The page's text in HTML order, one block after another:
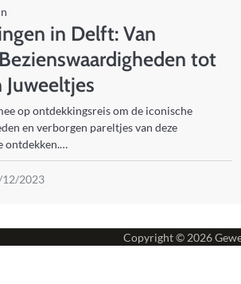
in Delft: Van
tot
Juweeltjes
op ontdekkingsreis om de iconische
en verborgen pareltjes van deze
ontdekken.…
12/2023
Copyright © 2026